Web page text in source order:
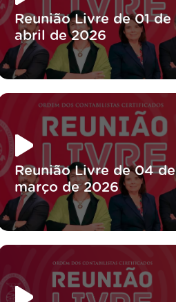
Reunião Livre de 01 de
abril de 2026
Reunião Livre de 04 de
março de 2026